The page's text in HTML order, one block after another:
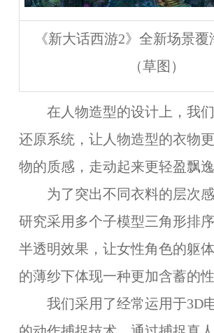
《新大话西游2》全新场景覆
（草图）
在人物造型的设计上，我们
还原系统，让人物造型的衣物
物的质感，走动起来更轻盈飘逸
为了突出不同衣料的层次感
研究采用多个子模型三角形排
半透明效果，让女性角色的躯
的薄纱下体现一种更加含蓄的性
我们采用了经常运用于3D